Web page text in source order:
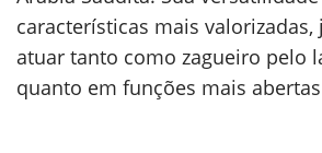
características mais valorizadas,
atuar tanto como zagueiro pelo
quanto em funções mais